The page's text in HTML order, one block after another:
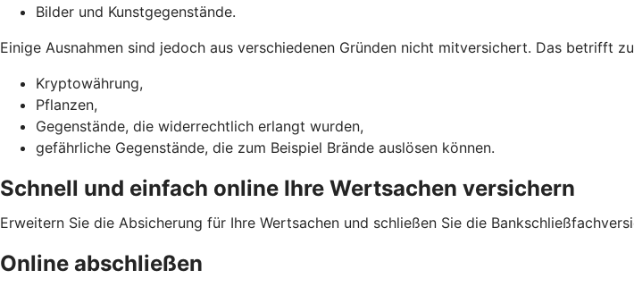
Bilder und Kunstgegenstände.
Einige Ausnahmen sind jedoch aus verschiedenen Gründen nicht mitversichert. Das betrifft
Kryptowährung,
Pflanzen,
Gegenstände, die widerrechtlich erlangt wurden,
gefährliche Gegenstände, die zum Beispiel Brände auslösen können.
Schnell und einfach online Ihre Wertsachen versichern
Erweitern Sie die Absicherung für Ihre Wertsachen und schließen Sie die
Online abschließen